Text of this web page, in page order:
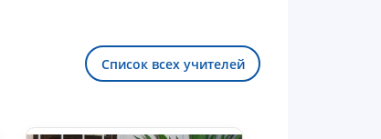
Список всех учителей